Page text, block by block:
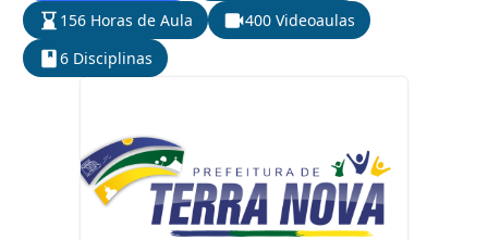
156 Horas de Aula
400 Videoaulas
6 Disciplinas